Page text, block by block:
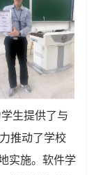
生提供了与
推动了学校
实施。软件学